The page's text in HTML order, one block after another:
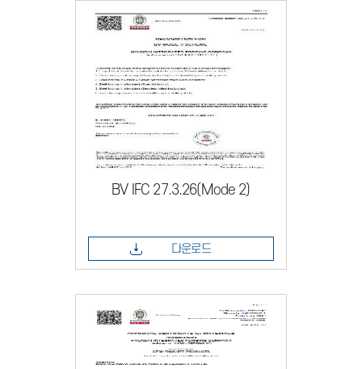
BV IFC 27.3.26(Mode 2)
다운로드